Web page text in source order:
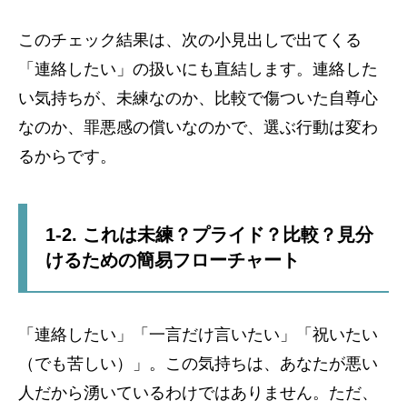
このチェック結果は、次の小見出しで出てくる
「連絡したい」の扱いにも直結します。連絡した
い気持ちが、未練なのか、比較で傷ついた自尊心
なのか、罪悪感の償いなのかで、選ぶ行動は変わ
るからです。
1-2. これは未練？プライド？比較？見分
けるための簡易フローチャート
「連絡したい」「一言だけ言いたい」「祝いたい
（でも苦しい）」。この気持ちは、あなたが悪い
人だから湧いているわけではありません。ただ、